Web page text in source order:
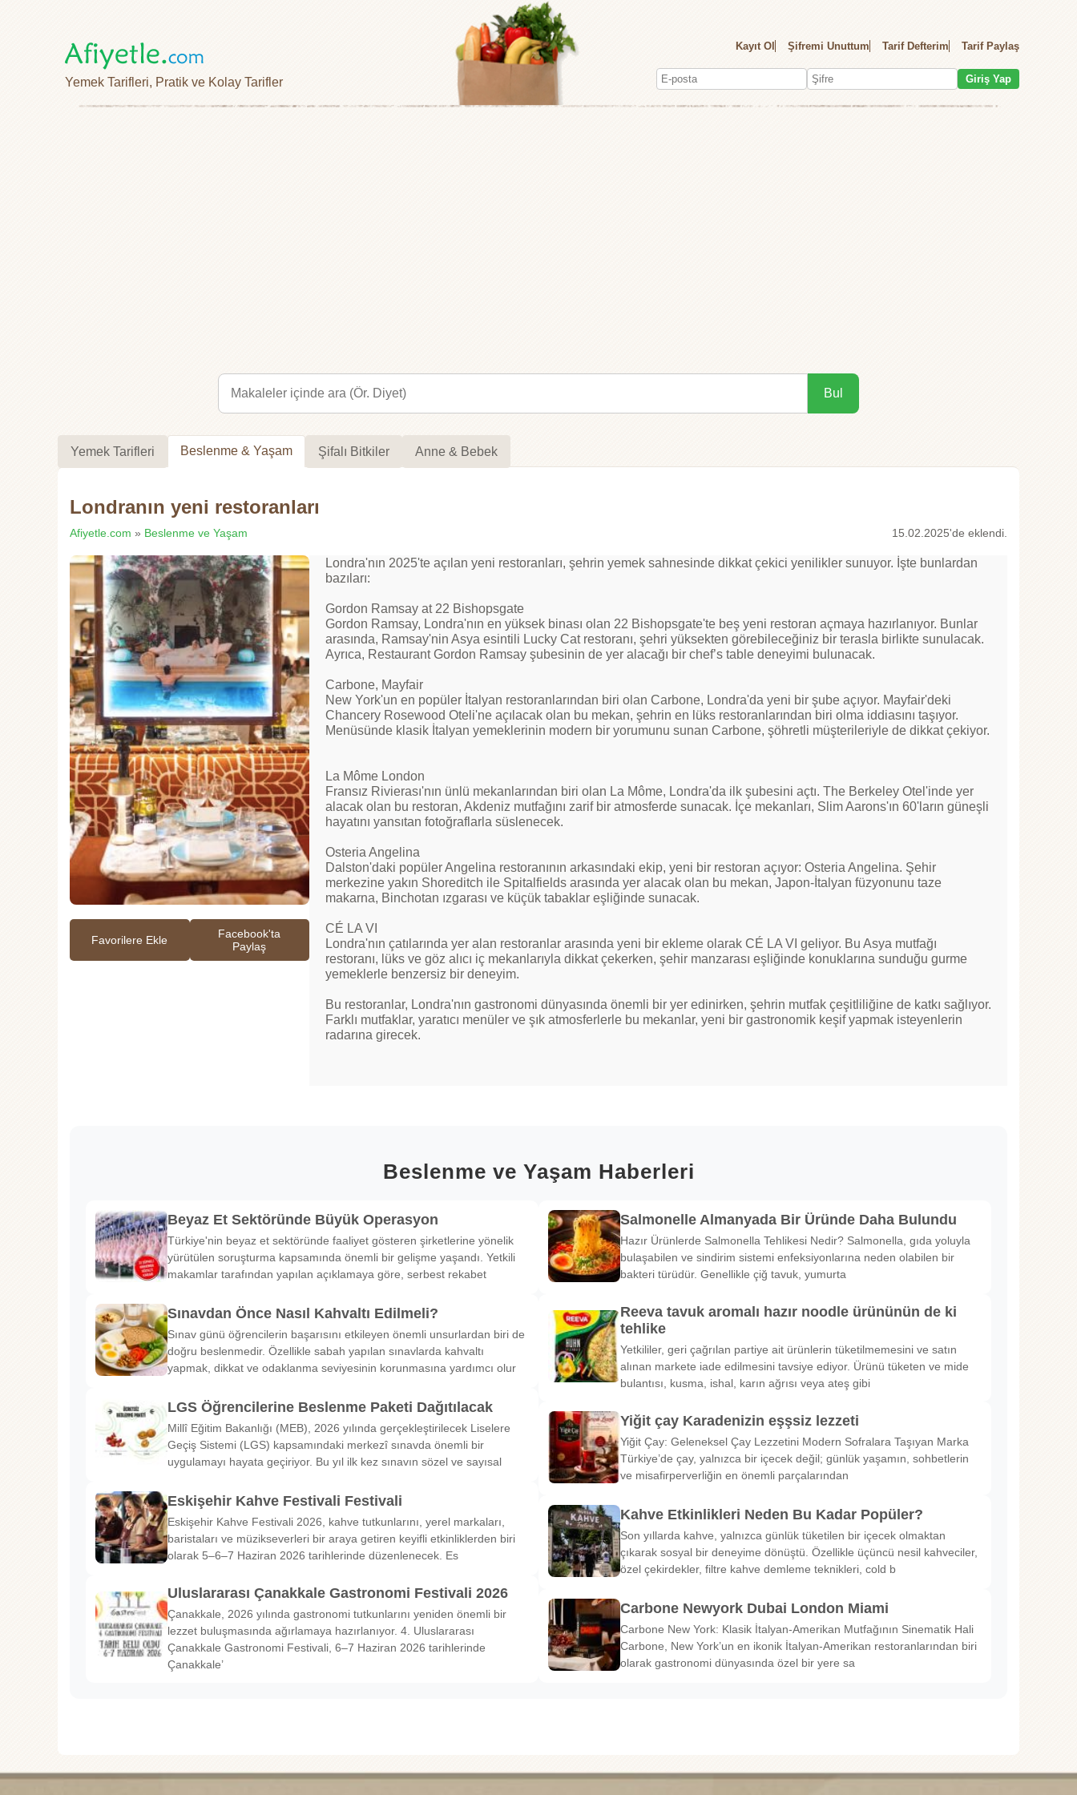
Yemek Tarifleri, Pratik ve Kolay Tarifler
Kayıt Ol Şifremi Unuttum Tarif Defterim Tarif Paylaş
Giriş Yap
Bul
Yemek Tarifleri Beslenme & Yaşam Şifalı Bitkiler Anne & Bebek
Londranın yeni restoranları
Afiyetle.com » Beslenme ve Yaşam 15.02.2025'de eklendi.
Favorilere Ekle
Facebook'ta
Paylaş
Londra'nın 2025'te açılan yeni restoranları, şehrin yemek sahnesinde dikkat çekici yenilikler sunuyor. İşte bunlardan
bazıları:
Gordon Ramsay at 22 Bishopsgate
Gordon Ramsay, Londra'nın en yüksek binası olan 22 Bishopsgate'te beş yeni restoran açmaya hazırlanıyor. Bunlar
arasında, Ramsay'nin Asya esintili Lucky Cat restoranı, şehri yüksekten görebileceğiniz bir terasla birlikte sunulacak.
Ayrıca, Restaurant Gordon Ramsay şubesinin de yer alacağı bir chef’s table deneyimi bulunacak​.
Carbone, Mayfair
New York'un en popüler İtalyan restoranlarından biri olan Carbone, Londra'da yeni bir şube açıyor. Mayfair'deki
Chancery Rosewood Oteli'ne açılacak olan bu mekan, şehrin en lüks restoranlarından biri olma iddiasını taşıyor.
Menüsünde klasik İtalyan yemeklerinin modern bir yorumunu sunan Carbone, şöhretli müşterileriyle de dikkat çekiyor​.
La Môme London
Fransız Rivierası'nın ünlü mekanlarından biri olan La Môme, Londra'da ilk şubesini açtı. The Berkeley Otel'inde yer
alacak olan bu restoran, Akdeniz mutfağını zarif bir atmosferde sunacak. İçe mekanları, Slim Aarons'ın 60'ların güneşli
hayatını yansıtan fotoğraflarla süslenecek​.
Osteria Angelina
Dalston'daki popüler Angelina restoranının arkasındaki ekip, yeni bir restoran açıyor: Osteria Angelina. Şehir
merkezine yakın Shoreditch ile Spitalfields arasında yer alacak olan bu mekan, Japon-İtalyan füzyonunu taze
makarna, Binchotan ızgarası ve küçük tabaklar eşliğinde sunacak​.
CÉ LA VI
Londra'nın çatılarında yer alan restoranlar arasında yeni bir ekleme olarak CÉ LA VI geliyor. Bu Asya mutfağı
restoranı, lüks ve göz alıcı iç mekanlarıyla dikkat çekerken, şehir manzarası eşliğinde konuklarına sunduğu gurme
yemeklerle benzersiz bir deneyim.
Bu restoranlar, Londra'nın gastronomi dünyasında önemli bir yer edinirken, şehrin mutfak çeşitliliğine de katkı sağlıyor.
Farklı mutfaklar, yaratıcı menüler ve şık atmosferlerle bu mekanlar, yeni bir gastronomik keşif yapmak isteyenlerin
radarına girecek.
Beslenme ve Yaşam Haberleri
Beyaz Et Sektöründe Büyük Operasyon
Türkiye'nin beyaz et sektöründe faaliyet gösteren şirketlerine yönelik
yürütülen soruşturma kapsamında önemli bir gelişme yaşandı. Yetkili
makamlar tarafından yapılan açıklamaya göre, serbest rekabet
Sınavdan Önce Nasıl Kahvaltı Edilmeli?
Sınav günü öğrencilerin başarısını etkileyen önemli unsurlardan biri de
doğru beslenmedir. Özellikle sabah yapılan sınavlarda kahvaltı
yapmak, dikkat ve odaklanma seviyesinin korunmasına yardımcı olur
LGS Öğrencilerine Beslenme Paketi Dağıtılacak
Millî Eğitim Bakanlığı (MEB), 2026 yılında gerçekleştirilecek Liselere
Geçiş Sistemi (LGS) kapsamındaki merkezî sınavda önemli bir
uygulamayı hayata geçiriyor. Bu yıl ilk kez sınavın sözel ve sayısal
Eskişehir Kahve Festivali Festivali
Eskişehir Kahve Festivali 2026, kahve tutkunlarını, yerel markaları,
baristaları ve müzikseverleri bir araya getiren keyifli etkinliklerden biri
olarak 5–6–7 Haziran 2026 tarihlerinde düzenlenecek. Es
Uluslararası Çanakkale Gastronomi Festivali 2026
Çanakkale, 2026 yılında gastronomi tutkunlarını yeniden önemli bir
lezzet buluşmasında ağırlamaya hazırlanıyor. 4. Uluslararası
Çanakkale Gastronomi Festivali, 6–7 Haziran 2026 tarihlerinde
Çanakkale’
Salmonelle Almanyada Bir Üründe Daha Bulundu
Hazır Ürünlerde Salmonella Tehlikesi Nedir? Salmonella, gıda yoluyla
bulaşabilen ve sindirim sistemi enfeksiyonlarına neden olabilen bir
bakteri türüdür. Genellikle çiğ tavuk, yumurta
Reeva tavuk aromalı hazır noodle ürününün de ki
tehlike
Yetkililer, geri çağrılan partiye ait ürünlerin tüketilmemesini ve satın
alınan markete iade edilmesini tavsiye ediyor. Ürünü tüketen ve mide
bulantısı, kusma, ishal, karın ağrısı veya ateş gibi
Yiğit çay Karadenizin eşşsiz lezzeti
Yiğit Çay: Geleneksel Çay Lezzetini Modern Sofralara Taşıyan Marka
Türkiye’de çay, yalnızca bir içecek değil; günlük yaşamın, sohbetlerin
ve misafirperverliğin en önemli parçalarından
Kahve Etkinlikleri Neden Bu Kadar Popüler?
Son yıllarda kahve, yalnızca günlük tüketilen bir içecek olmaktan
çıkarak sosyal bir deneyime dönüştü. Özellikle üçüncü nesil kahveciler,
özel çekirdekler, filtre kahve demleme teknikleri, cold b
Carbone Newyork Dubai London Miami
Carbone New York: Klasik İtalyan-Amerikan Mutfağının Sinematik Hali
Carbone, New York’un en ikonik İtalyan-Amerikan restoranlarından biri
olarak gastronomi dünyasında özel bir yere sa